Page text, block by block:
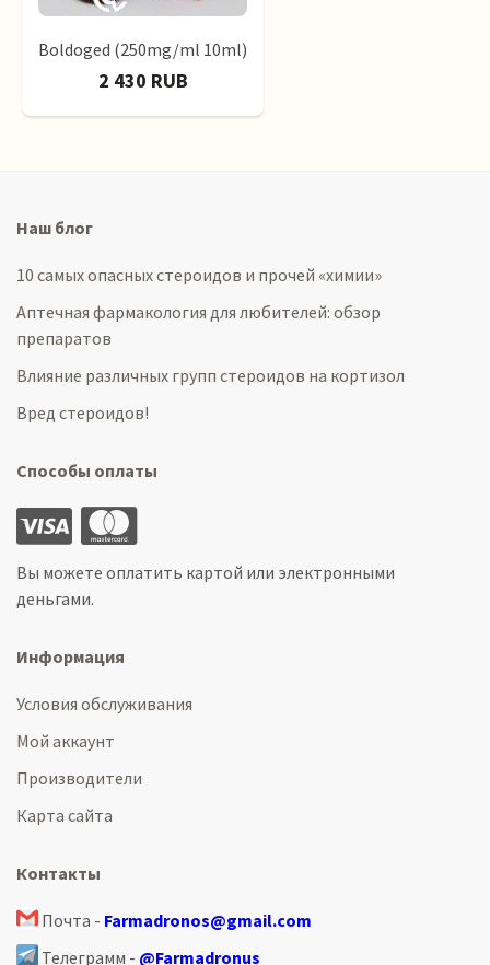
Boldoged (250mg/ml 10ml)
2 430 RUB
Наш блог
10 самых опасных стероидов и прочей «химии»
Аптечная фармакология для любителей: обзор
препаратов
Влияние различных групп стероидов на кортизол
Вред стероидов!
Способы оплаты
Вы можете оплатить картой или электронными
деньгами.
Информация
Условия обслуживания
Мой аккаунт
Производители
Карта сайта
Контакты
Почта - Farmadronos@gmail.com
Телеграмм - @Farmadronus